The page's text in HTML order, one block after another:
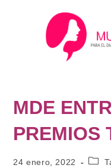
MDE
PREMIOS
24 enero, 2022